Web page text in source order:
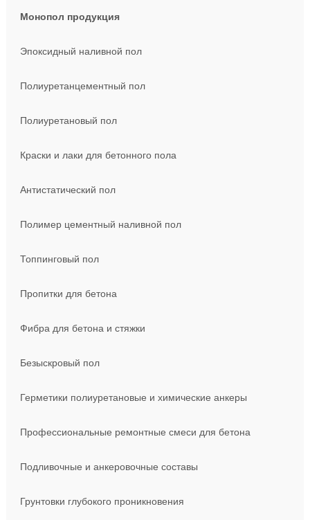
Монопол продукция
Эпоксидный наливной пол
Полиуретанцементный пол
Полиуретановый пол
Краски и лаки для бетонного пола
Антистатический пол
Полимер цементный наливной пол
Топпинговый пол
Пропитки для бетона
Фибра для бетона и стяжки
Безыскровый пол
Герметики полиуретановые и химические анкеры
Профессиональные ремонтные смеси для бетона
Подливочные и анкеровочные составы
Грунтовки глубокого проникновения